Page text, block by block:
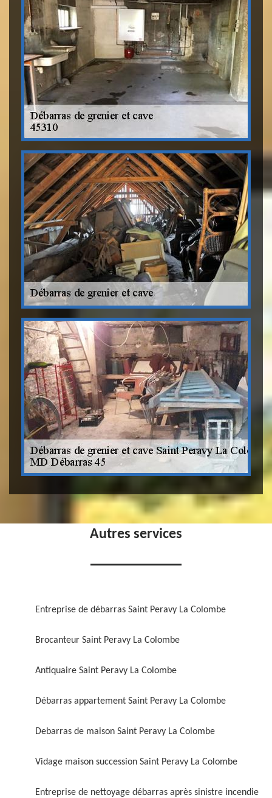
Autres services
Entreprise de débarras Saint Peravy La Colombe
Brocanteur Saint Peravy La Colombe
Antiquaire Saint Peravy La Colombe
Débarras appartement Saint Peravy La Colombe
Debarras de maison Saint Peravy La Colombe
Vidage maison succession Saint Peravy La Colombe
Entreprise de nettoyage débarras après sinistre incendie